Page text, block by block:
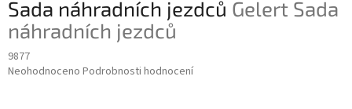
Sada náhradních jezdců Gelert Sada
náhradních jezdců
9877
Průměrné
Neohodnoceno Podrobnosti hodnocení